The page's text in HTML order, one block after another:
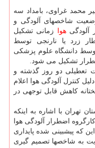
محمد غراوی، بامداد سه
شاخصهای آلودگی و
آلودگیهوا زمانی تشکیل
قبل اخطار زرد یا نارنجی توسط
دانشگاه علوم پزشکی
تعطیلی دو روز گذشته و
کنترل آلودگی هوا اعلام
کاهش قابل توجهی در
تهران با اشاره به اینکه
طبق اعلام هواشناسی امروز ساعت ۱۲ کارگروه اضطرار آلودگی هوا
که پیشبینی شده پایداری
به شاخصها تصمیم گیری